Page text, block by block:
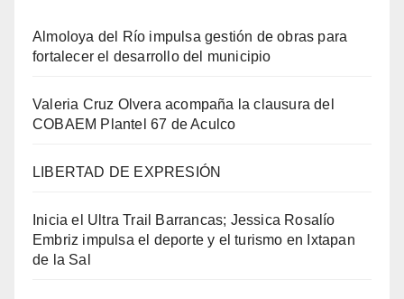
Almoloya del Río impulsa gestión de obras para
fortalecer el desarrollo del municipio
Valeria Cruz Olvera acompaña la clausura del
COBAEM Plantel 67 de Aculco
LIBERTAD DE EXPRESIÓN
Inicia el Ultra Trail Barrancas; Jessica Rosalío
Embriz impulsa el deporte y el turismo en Ixtapan
de la Sal